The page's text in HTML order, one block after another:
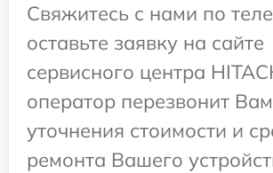
Свяжитесь с нами по
оставьте заявку на сайте
сервисного центра
оператор перезвонит
уточнения стоимости и
ремонта Вашего